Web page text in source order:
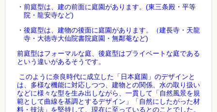
・前庭型は、建の前面に庭園があります。 (東三条殿・平等
院・龍安寺など)
・後庭型は、建物の後面に庭園があります。（建長寺・天龍
寺・大徳寺大仙院書院庭園・無鄰菴など)
前庭型はフォーマルな庭、後庭型はプライベートな庭である
という違いがあるそうです。
このように奈良時代に成立した「日本庭園」のデザインと
は、多様な機能に対応しつつ、建物との関係、水の取り扱い
などに様々な型を生み出しながら、一貫して「自然風景を規
範として曲線を基調とするデザイン」「自然にしたがった材
料・技法」を堅持して、現在に至っているとのことでした。